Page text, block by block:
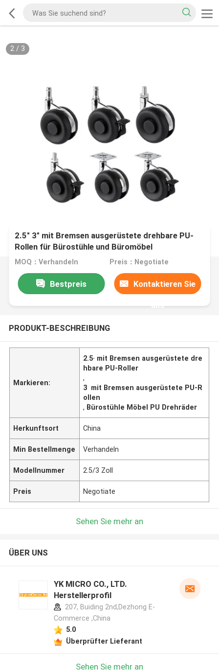
2/ 3
2.5" 3" mit Bremsen ausgerüstete drehbare PU-
Rollen für Bürostühle und Büromöbel
MOQ：Verhandeln Preis：Negotiate
Bestpreis Kontaktieren Sie
uns
PRODUKT-BESCHREIBUNG
Markieren:
2.5· mit Bremsen ausgerüstete dre
hbare PU-Roller
,
3  mit Bremsen ausgerüstete PU-R
ollen
, Bürostühle Möbel PU Drehräder
Herkunftsort China
Min Bestellmenge Verhandeln
Modellnummer 2.5/3 Zoll
Preis Negotiate
Sehen Sie mehr an
ÜBER UNS
YK MICRO CO., LTD.
Herstellerprofil
207, Buiding 2nd,Dezhong E-
Commerce ,China
5.0
Überprüfter Lieferant
Sehen Sie mehr an